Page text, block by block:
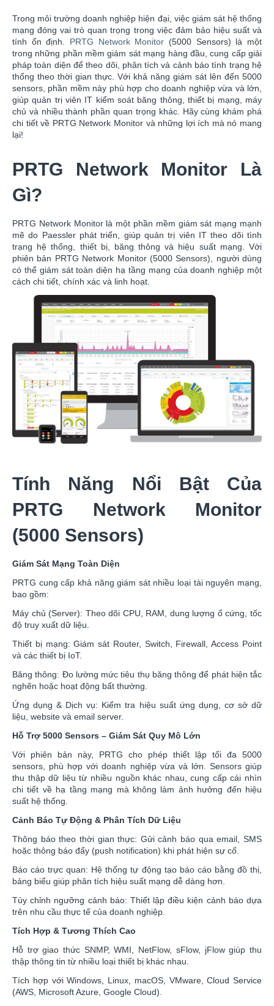
Trong môi trường doanh nghiệp hiện đại, việc giám sát hệ thống
mạng đóng vai trò quan trọng trong việc đảm bảo hiệu suất và
tính ổn định. PRTG Network Monitor (5000 Sensors) là một
trong những phần mềm giám sát mạng hàng đầu, cung cấp giải
pháp toàn diện để theo dõi, phân tích và cảnh báo tình trạng hệ
thống theo thời gian thực. Với khả năng giám sát lên đến 5000
sensors, phần mềm này phù hợp cho doanh nghiệp vừa và lớn,
giúp quản trị viên IT kiểm soát băng thông, thiết bị mạng, máy
chủ và nhiều thành phần quan trọng khác. Hãy cùng khám phá
chi tiết về PRTG Network Monitor và những lợi ích mà nó mang
lại!
PRTG Network Monitor Là
Gì?
PRTG Network Monitor là một phần mềm giám sát mạng mạnh
mẽ do Paessler phát triển, giúp quản trị viên IT theo dõi tình
trạng hệ thống, thiết bị, băng thông và hiệu suất mạng. Với
phiên bản PRTG Network Monitor (5000 Sensors), người dùng
có thể giám sát toàn diện hạ tầng mạng của doanh nghiệp một
cách chi tiết, chính xác và linh hoạt.
Tính Năng Nổi Bật Của
PRTG Network Monitor
(5000 Sensors)
Giám Sát Mạng Toàn Diện
PRTG cung cấp khả năng giám sát nhiều loại tài nguyên mạng,
bao gồm:
Máy chủ (Server): Theo dõi CPU, RAM, dung lượng ổ cứng, tốc
độ truy xuất dữ liệu.
Thiết bị mạng: Giám sát Router, Switch, Firewall, Access Point
và các thiết bị IoT.
Băng thông: Đo lường mức tiêu thụ băng thông để phát hiện tắc
nghẽn hoặc hoạt động bất thường.
Ứng dụng & Dịch vụ: Kiểm tra hiệu suất ứng dụng, cơ sở dữ
liệu, website và email server.
Hỗ Trợ 5000 Sensors – Giám Sát Quy Mô Lớn
Với phiên bản này, PRTG cho phép thiết lập tối đa 5000
sensors, phù hợp với doanh nghiệp vừa và lớn. Sensors giúp
thu thập dữ liệu từ nhiều nguồn khác nhau, cung cấp cái nhìn
chi tiết về hạ tầng mạng mà không làm ảnh hưởng đến hiệu
suất hệ thống.
Cảnh Báo Tự Động & Phân Tích Dữ Liệu
Thông báo theo thời gian thực: Gửi cảnh báo qua email, SMS
hoặc thông báo đẩy (push notification) khi phát hiện sự cố.
Báo cáo trực quan: Hệ thống tự động tạo báo cáo bằng đồ thị,
bảng biểu giúp phân tích hiệu suất mạng dễ dàng hơn.
Tùy chỉnh ngưỡng cảnh báo: Thiết lập điều kiện cảnh báo dựa
trên nhu cầu thực tế của doanh nghiệp.
Tích Hợp & Tương Thích Cao
Hỗ trợ giao thức SNMP, WMI, NetFlow, sFlow, jFlow giúp thu
thập thông tin từ nhiều loại thiết bị khác nhau.
Tích hợp với Windows, Linux, macOS, VMware, Cloud Service
(AWS, Microsoft Azure, Google Cloud).